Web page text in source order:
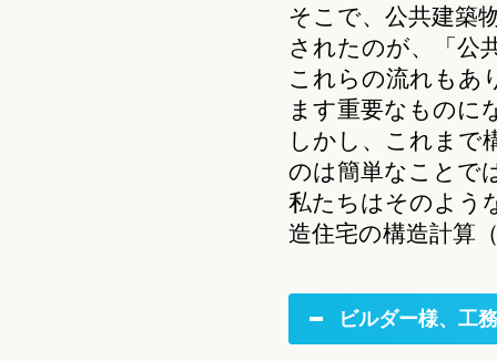
そこで、公共建築
されたのが、「公
これらの流れもあ
ます重要なものに
しかし、これまで
のは簡単なことで
私たちはそのよう
造住宅の構造計算
ビルダー様、工